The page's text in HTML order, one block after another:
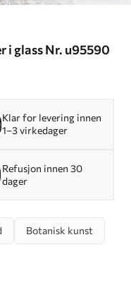
i glass Nr. u95590
Klar for levering innen
1–3 virkedager
Refusjon innen 30
dager
Botanisk kunst